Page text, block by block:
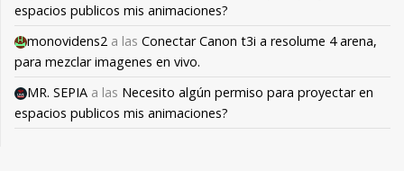
espacios publicos mis animaciones?
monovidens2 a las Conectar Canon t3i a resolume 4 arena,
para mezclar imagenes en vivo.
MR. SEPIA a las Necesito algún permiso para proyectar en
espacios publicos mis animaciones?